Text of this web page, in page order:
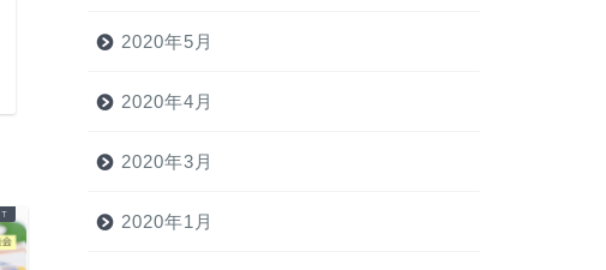
2020年5月
2020年4月
2020年3月
2020年1月